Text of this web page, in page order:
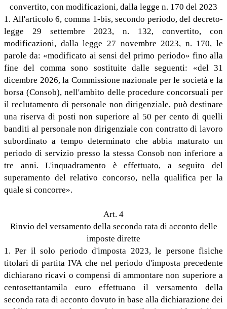
convertito, con modificazioni, dalla legge n. 170 del 2023
1. All'articolo 6, comma 1-bis, secondo periodo, del decreto-
legge 29 settembre 2023, n. 132, convertito, con
modificazioni, dalla legge 27 novembre 2023, n. 170, le
parole da: «modificato ai sensi del primo periodo» fino alla
fine del comma sono sostituite dalle seguenti: «del 31
dicembre 2026, la Commissione nazionale per le società e la
borsa (Consob), nell'ambito delle procedure concorsuali per
il reclutamento di personale non dirigenziale, può destinare
una riserva di posti non superiore al 50 per cento di quelli
banditi al personale non dirigenziale con contratto di lavoro
subordinato a tempo determinato che abbia maturato un
periodo di servizio presso la stessa Consob non inferiore a
tre anni. L'inquadramento è effettuato, a seguito del
superamento del relativo concorso, nella qualifica per la
quale si concorre».
Art. 4
Rinvio del versamento della seconda rata di acconto delle
imposte dirette
1. Per il solo periodo d'imposta 2023, le persone fisiche
titolari di partita IVA che nel periodo d'imposta precedente
dichiarano ricavi o compensi di ammontare non superiore a
centosettantamila euro effettuano il versamento della
seconda rata di acconto dovuto in base alla dichiarazione dei